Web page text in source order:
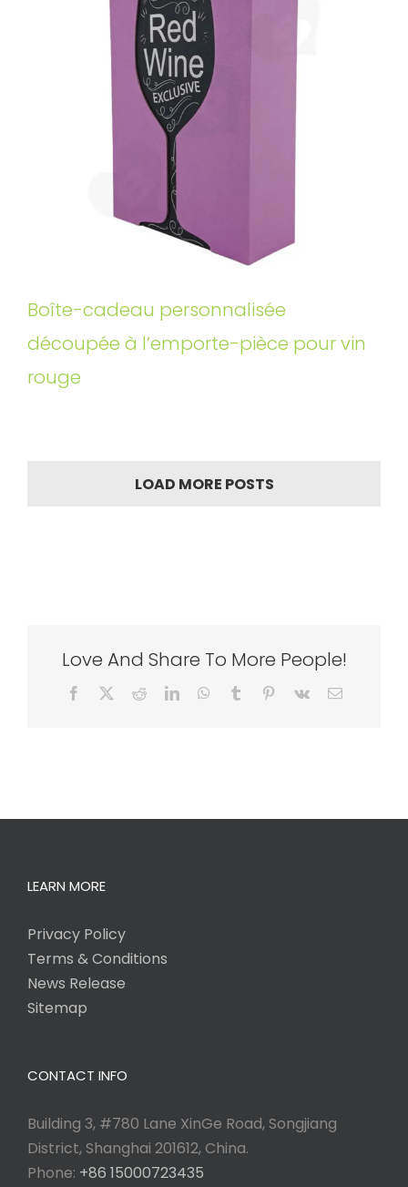
Boîte-cadeau personnalisée
découpée à l’emporte-pièce pour vin
rouge
LOAD MORE POSTS
Love And Share To More People!
Facebook RedditLinkedInWhatsApp
Tumblr Pinterest
Vk Email
LEARN MORE
Privacy Policy
Terms & Conditions
News Release
Sitemap
CONTACT INFO
Building 3, #780 Lane XinGe Road, Songjiang
District, Shanghai 201612, China.
Phone: +86 15000723435